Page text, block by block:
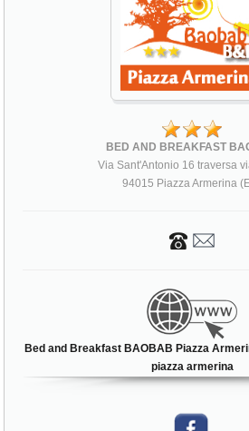
BED AND BREAKFAST
Via Sant'Antonio 16 traversa
94015 Piazza Armerina
Bed and Breakfast BAOBAB Piazza
piazza armerina